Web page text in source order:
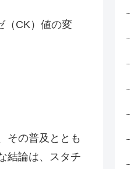
（CK）値の変
その普及ととも
結論は、スタチ